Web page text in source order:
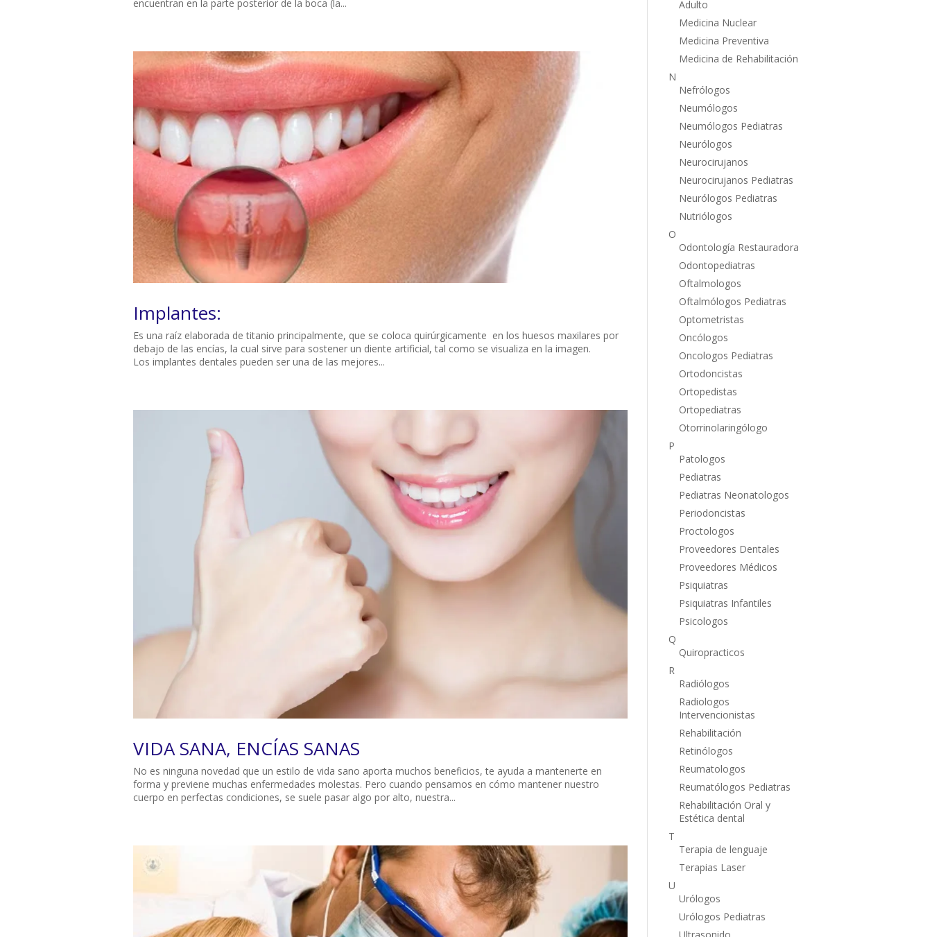
encuentran en la parte posterior de la boca (la...
Implantes:
Es una raíz elaborada de titanio principalmente, que se coloca quirúrgicamente en los huesos maxilares por
debajo de las encías, la cual sirve para sostener un diente artificial, tal como se visualiza en la imagen.
Los implantes dentales pueden ser una de las mejores...
VIDA SANA, ENCÍAS SANAS
No es ninguna novedad que un estilo de vida sano aporta muchos beneficios, te ayuda a mantenerte en
forma y previene muchas enfermedades molestas. Pero cuando pensamos en cómo mantener nuestro
cuerpo en perfectas condiciones, se suele pasar algo por alto, nuestra...
Adulto
Medicina Nuclear
Medicina Preventiva
Medicina de Rehabilitación
N
Nefrólogos
Neumólogos
Neumólogos Pediatras
Neurólogos
Neurocirujanos
Neurocirujanos Pediatras
Neurólogos Pediatras
Nutriólogos
O
Odontología Restauradora
Odontopediatras
Oftalmologos
Oftalmólogos Pediatras
Optometristas
Oncólogos
Oncologos Pediatras
Ortodoncistas
Ortopedistas
Ortopediatras
Otorrinolaringólogo
P
Patologos
Pediatras
Pediatras Neonatologos
Periodoncistas
Proctologos
Proveedores Dentales
Proveedores Médicos
Psiquiatras
Psiquiatras Infantiles
Psicologos
Q
Quiropracticos
R
Radiólogos
Radiologos
Intervencionistas
Rehabilitación
Retinólogos
Reumatologos
Reumatólogos Pediatras
Rehabilitación Oral y
Estética dental
T
Terapia de lenguaje
Terapias Laser
U
Urólogos
Urólogos Pediatras
Ultrasonido